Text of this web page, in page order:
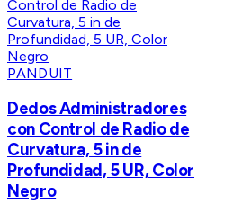
PANDUIT
Dedos Administradores
con Control de Radio de
Curvatura, 5 in de
Profundidad, 5 UR, Color
Negro